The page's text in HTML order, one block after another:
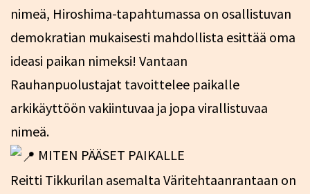
nimeä, Hiroshima-tapahtumassa on osallistuvan
demokratian mukaisesti mahdollista esittää oma
ideasi paikan nimeksi! Vantaan
Rauhanpuolustajat tavoittelee paikalle
arkikäyttöön vakiintuvaa ja jopa virallistuvaa
nimeä.
MITEN PÄÄSET PAIKALLE
Reitti Tikkurilan asemalta Väritehtaanrantaan on